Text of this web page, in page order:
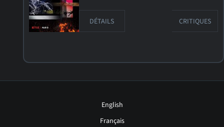
DÉTAILS CRITIQUES
English
Français